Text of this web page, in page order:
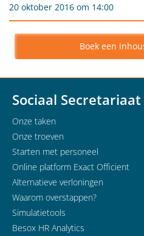
20 oktober 2016 om 14:00
Boek een
Sociaal Secretariaat
Onze taken
Onze troeven
Starten met personeel
Online platform Exact Officient
Alternatieve verloningen
Waarom overstappen?
Simulatietools
Besox HR Analytics